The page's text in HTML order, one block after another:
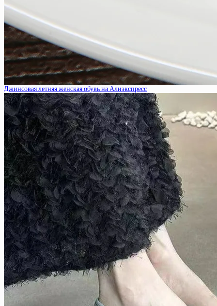
Джинсовая летняя женская обувь на Алиэкспресс